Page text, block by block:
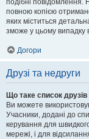
подібні повідомлення.
повною копією
яких міститься
зможе у цьому випадку
Догори
Друзі та недруги
Що таке список друзів
Ви можете
Учасники, додані до
керування для
мережі, і для